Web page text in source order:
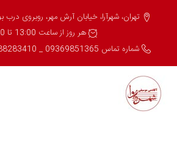
تهران، شهرآرا، خیابان آرش مهر، روبروی درب
هر روز از ساعت 13:00 تا 22:00
شماره تماس 09369851365 _ 88283410 _ 88251222 -021